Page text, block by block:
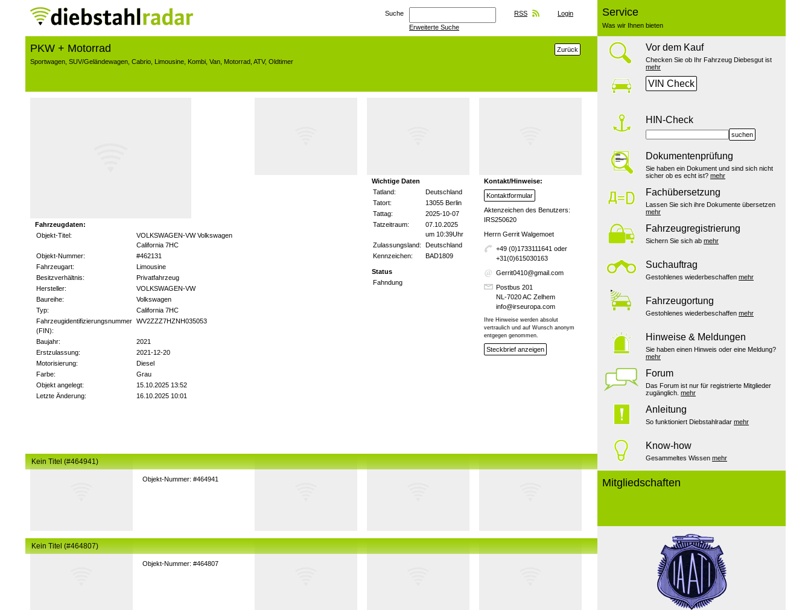
Service
Was wir Ihnen bieten
Vor dem Kauf
Checken Sie ob Ihr Fahrzeug Diebesgut ist
mehr
VIN Check
HIN-Check
suchen
Dokumentenprüfung
Sie haben ein Dokument und sind sich nicht
sicher ob es echt ist? mehr
Fachübersetzung
Lassen Sie sich ihre Dokumente übersetzen
mehr
Fahrzeugregistrierung
Sichern Sie sich ab mehr
Suchauftrag
Gestohlenes wiederbeschaffen mehr
Fahrzeugortung
Gestohlenes wiederbeschaffen mehr
Hinweise & Meldungen
Sie haben einen Hinweis oder eine Meldung?
mehr
Forum
Das Forum ist nur für registrierte Mitglieder
zugänglich. mehr
Anleitung
So funktioniert Diebstahlradar mehr
Know-how
Gesammeltes Wissen mehr
Mitgliedschaften
Suche
Erweiterte Suche
RSS Login
PKW + Motorrad
Zurück
Sportwagen SUV/Geländewagen Cabrio Limousine Kombi Van Motorrad ATV, Oldtimer
Fahrzeugdaten:
Objekt-Titel:
VOLKSWAGEN-VW Volkswagen
California 7HC
Objekt-Nummer:
#462131
Fahrzeugart:
Limousine
Besitzverhältnis:
Privatfahrzeug
Hersteller:
VOLKSWAGEN-VW
Baureihe:
Volkswagen
Typ:
California 7HC
Fahrzeugidentifizierungsnummer
(FIN):
WV2ZZZ7HZNH035053
Baujahr:
2021
Erstzulassung:
2021-12-20
Motorisierung:
Diesel
Farbe:
Grau
Objekt angelegt:
15.10.2025 13:52
Letzte Änderung:
16.10.2025 10:01
Wichtige Daten
Tatland:
Deutschland
Tatort:
13055 Berlin
Tattag:
2025-10-07
Tatzeitraum:
07.10.2025
um 10:39Uhr
Zulassungsland:
Deutschland
Kennzeichen:
BAD1809
Status
Fahndung
Kontakt/Hinweise:
Kontaktformular
Aktenzeichen des Benutzers:
IRS250620
Herrn Gerrit Walgemoet
+49 (0)1733111641 oder
+31(0)615030163
Gerrit0410@gmail.com
Postbus 201
NL-7020 AC Zelhem
info@irseuropa.com
Ihre Hinweise werden absolut
vertraulich und auf Wunsch anonym
entgegen genommen.
Steckbrief anzeigen
Objekt-Nummer: #464941
Kein Titel (#464941)
Objekt-Nummer: #464807
Kein Titel (#464807)